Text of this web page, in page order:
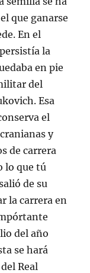
que ganarse
En el
la
en pie
del
Esa
el
y
de carrera
lo que tú
de su
la carrera en
del año
se hará
Real